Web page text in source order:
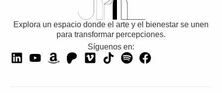
Explora un espacio donde el arte y el bienestar se unen
para transformar percepciones.
Síguenos en: